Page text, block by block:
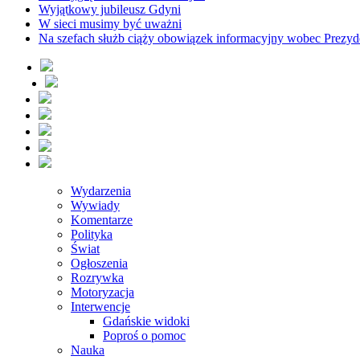
Wyjątkowy jubileusz Gdyni
W sieci musimy być uważni
Na szefach służb ciąży obowiązek informacyjny wobec
Wydarzenia
Wywiady
Komentarze
Polityka
Świat
Ogłoszenia
Rozrywka
Motoryzacja
Interwencje
Gdańskie widoki
Poproś o pomoc
Nauka